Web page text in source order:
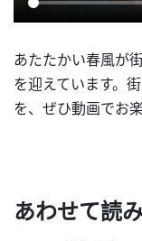
あたたかい春風が
を迎えています。
を、ぜひ動画でお
あわせて読